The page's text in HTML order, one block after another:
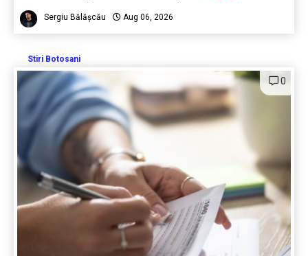
Sergiu Bălășcău Aug 06, 2026
Stiri Botosani
0